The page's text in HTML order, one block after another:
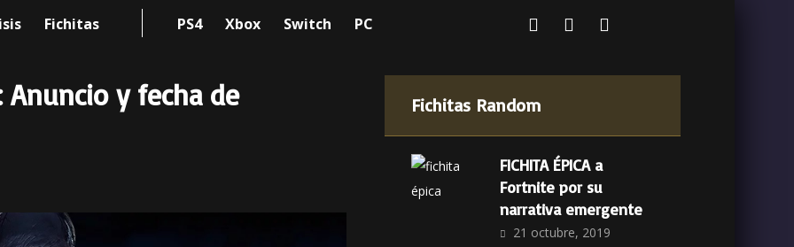
Fichitas PS4 Xbox Switch PC
Anuncio y fecha de
Fichitas Random
FICHITA ÉPICA a
Fortnite por su
narrativa emergente
21 octubre, 2019